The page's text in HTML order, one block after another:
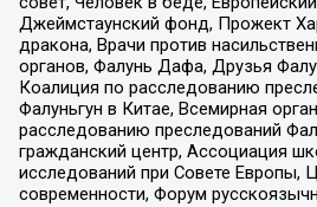
Джеймстаунский фонд, Прожект
дракона, Врачи против
органов, Фалунь Дафа, Друзья
Коалиция по расследованию
Фалуньгун в Китае, Всемирная
расследованию преследований
гражданский центр, Ассоциация
исследований при Совете Европы,
современности, Форум